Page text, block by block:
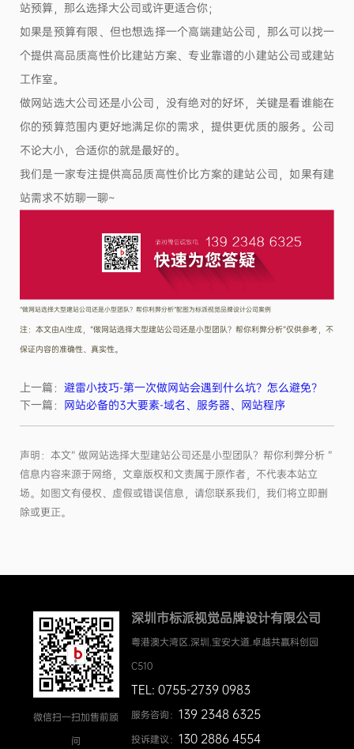
站预算，那么选择大公司或许更适合你；
如果是预算有限、但也想选择一个高端建站公司，那么可以找一
个提供高品质高性价比建站方案、专业靠谱的小建站公司或建站
工作室。
做网站选大公司还是小公司，没有绝对的好坏，关键是看谁能在
你的预算范围内更好地满足你的需求，提供更优质的服务。公司
不论大小，合适你的就是最好的。
我们是一家专注提供高品质高性价比方案的建站公司，如果有建
站需求不妨聊一聊~
“做网站选择大型建站公司还是小型团队？帮你利弊分析”配图为标派视觉品牌设计公司案例
注：本文由AI生成，“做网站选择大型建站公司还是小型团队？帮你利弊分析”仅供参考，不
保证内容的准确性、真实性。
上一篇： 避雷小技巧-第一次做网站会遇到什么坑？怎么避免？
下一篇： 网站必备的3大要素-域名、服务器、网站程序
声明：本文“ 做网站选择大型建站公司还是小型团队？帮你利弊分析 ”
信息内容来源于网络，文章版权和文责属于原作者，不代表本站立
场。如图文有侵权、虚假或错误信息，请您联系我们，我们将立即删
除或更正。
微信扫一扫加售前顾
问
深圳市标派视觉品牌设计有限公司
粤港澳大湾区.深圳.宝安大道.卓越共赢科创园
C510
TEL: 0755-2739 0983
服务咨询： 139 2348 6325
投诉建议： 130 2886 4554